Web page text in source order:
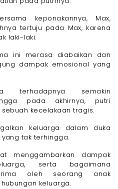
keponakannya, Max,
tertuju pada Max, karena
laki-laki.
ini merasa diabaikan dan
dampak emosional yang
terhadapnya semakin
pada akhirnya, putri
kecelakaan tragis.
keluarga dalam duka
tak terhingga.
menggambarkan dampak
serta bagaimana
oleh seorang anak
keluarga.